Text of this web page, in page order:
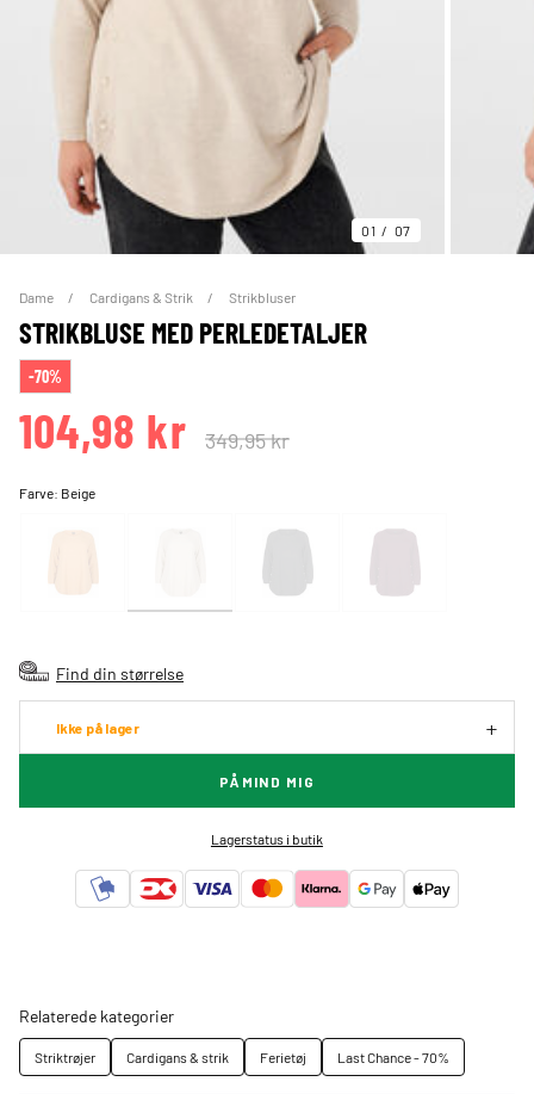
01 07
Dame Cardigans & Strik Strikbluser
STRIKBLUSE MED PERLEDETALJER
-70%
104,98 kr 349,95 kr
Farve: Beige
Find din størrelse
Ikke på lager
PÅMIND MIG
Lagerstatus i butik
Relaterede kategorier
Striktrøjer Cardigans & strik Ferietøj Last Chance - 70%